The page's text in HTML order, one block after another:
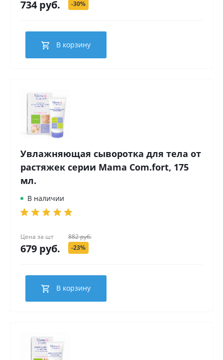
734 руб.
-30%
В корзину
Увлажняющая сыворотка для тела от
растяжек серии Mama Com.fort, 175
мл.
В наличии
Цена за шт
679 руб.
882 руб.
-23%
В корзину